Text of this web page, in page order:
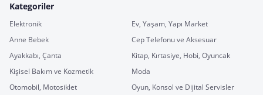
Kategoriler
Elektronik
Ev, Yaşam, Yapı Market
Anne Bebek
Cep Telefonu ve Aksesuar
Ayakkabı, Çanta
Kitap, Kırtasiye, Hobi, Oyuncak
Kişisel Bakım ve Kozmetik
Moda
Otomobil, Motosiklet
Oyun, Konsol ve Dijital Servisler